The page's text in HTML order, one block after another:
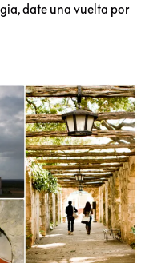
date una vuelta por